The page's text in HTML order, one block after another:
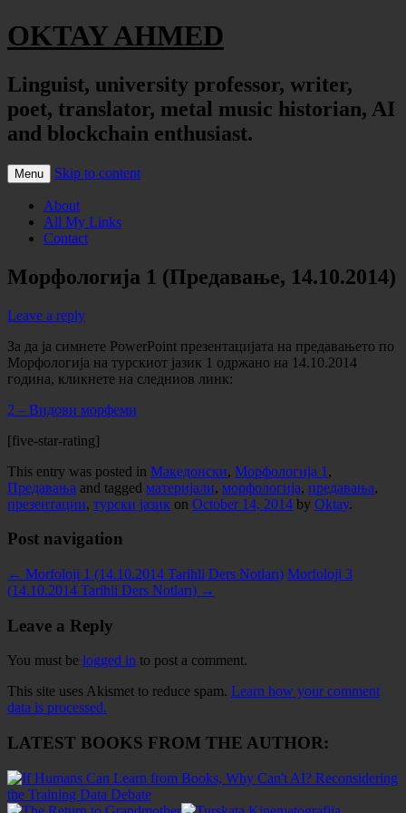
OKTAY AHMED
Linguist, university professor, writer,
poet, translator, metal music historian, AI
and blockchain enthusiast.
Menu Skip to content
About
All My Links
Contact
Морфологија 1 (Предавање, 14.10.2014)
Leave a reply
За да ја симнете PowerPoint презентацијата на предавањето по
Морфологија на турскиот јазик 1 одржано на 14.10.2014
година, кликнете на следниов линк:
2 – Видови морфеми
[five-star-rating]
This entry was posted in Македонски, Морфологија 1 ,
Предавања and tagged материјали, морфологија, предавања,
презентации, турски јазик on October 14, 2014 by Oktay.
Post navigation
← Morfoloji 1 (14.10.2014 Tarihli Ders Notları) Morfoloji 3
(14.10.2014 Tarihli Ders Notları) →
Leave a Reply
You must be logged in to post a comment.
This site uses Akismet to reduce spam. Learn how your comment
data is processed.
LATEST BOOKS FROM THE AUTHOR: